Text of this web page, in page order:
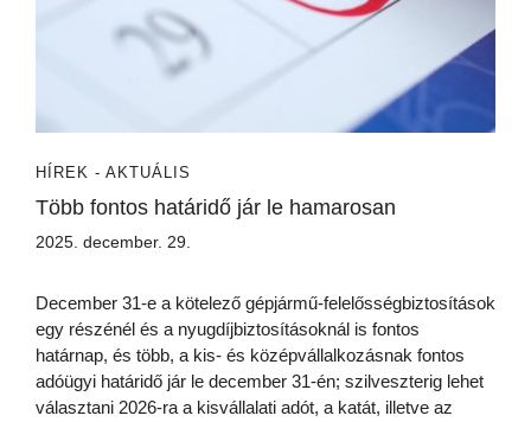
HÍREK - AKTUÁLIS
Több fontos határidő jár le hamarosan
2025. december. 29.
December 31-e a kötelező gépjármű-felelősségbiztosítások
egy részénél és a nyugdíjbiztosításoknál is fontos
határnap, és több, a kis- és középvállalkozásnak fontos
adóügyi határidő jár le december 31-én; szilveszterig lehet
választani 2026-ra a kisvállalati adót, a katát, illetve az